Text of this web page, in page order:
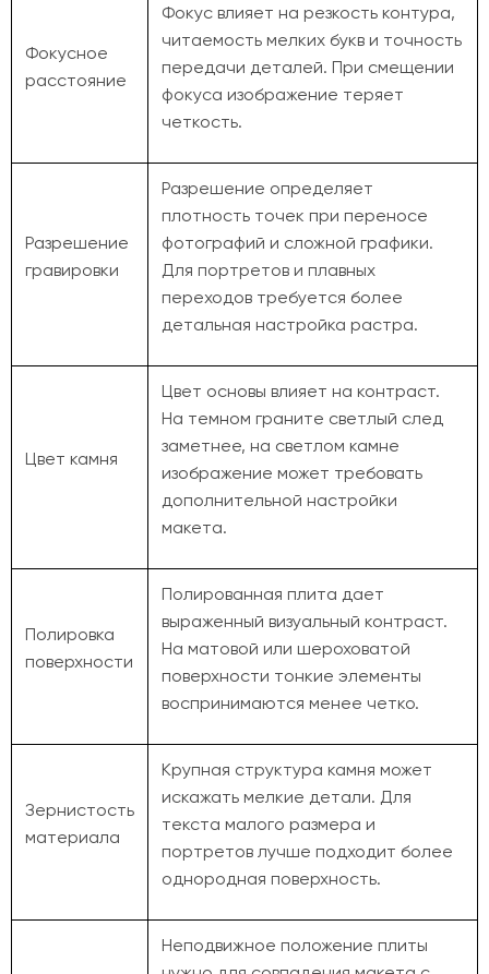
Фокусное
расстояние
Фокус влияет на резкость контура,
читаемость мелких букв и точность
передачи деталей. При смещении
фокуса изображение теряет
четкость.
Разрешение
гравировки
Разрешение определяет
плотность точек при переносе
фотографий и сложной графики.
Для портретов и плавных
переходов требуется более
детальная настройка растра.
Цвет камня
Цвет основы влияет на контраст.
На темном граните светлый след
заметнее, на светлом камне
изображение может требовать
дополнительной настройки
макета.
Полировка
поверхности
Полированная плита дает
выраженный визуальный контраст.
На матовой или шероховатой
поверхности тонкие элементы
воспринимаются менее четко.
Зернистость
материала
Крупная структура камня может
искажать мелкие детали. Для
текста малого размера и
портретов лучше подходит более
однородная поверхность.
Неподвижное положение плиты